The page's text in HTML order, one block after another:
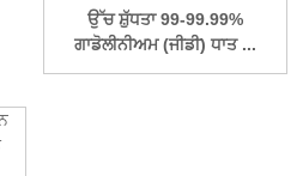
ਉੱਚ ਸ਼ੁੱਧਤਾ 99-99.99%
ਗਾਡੋਲੀਨੀਅਮ (ਜੀਡੀ) ਧਾਤ ...